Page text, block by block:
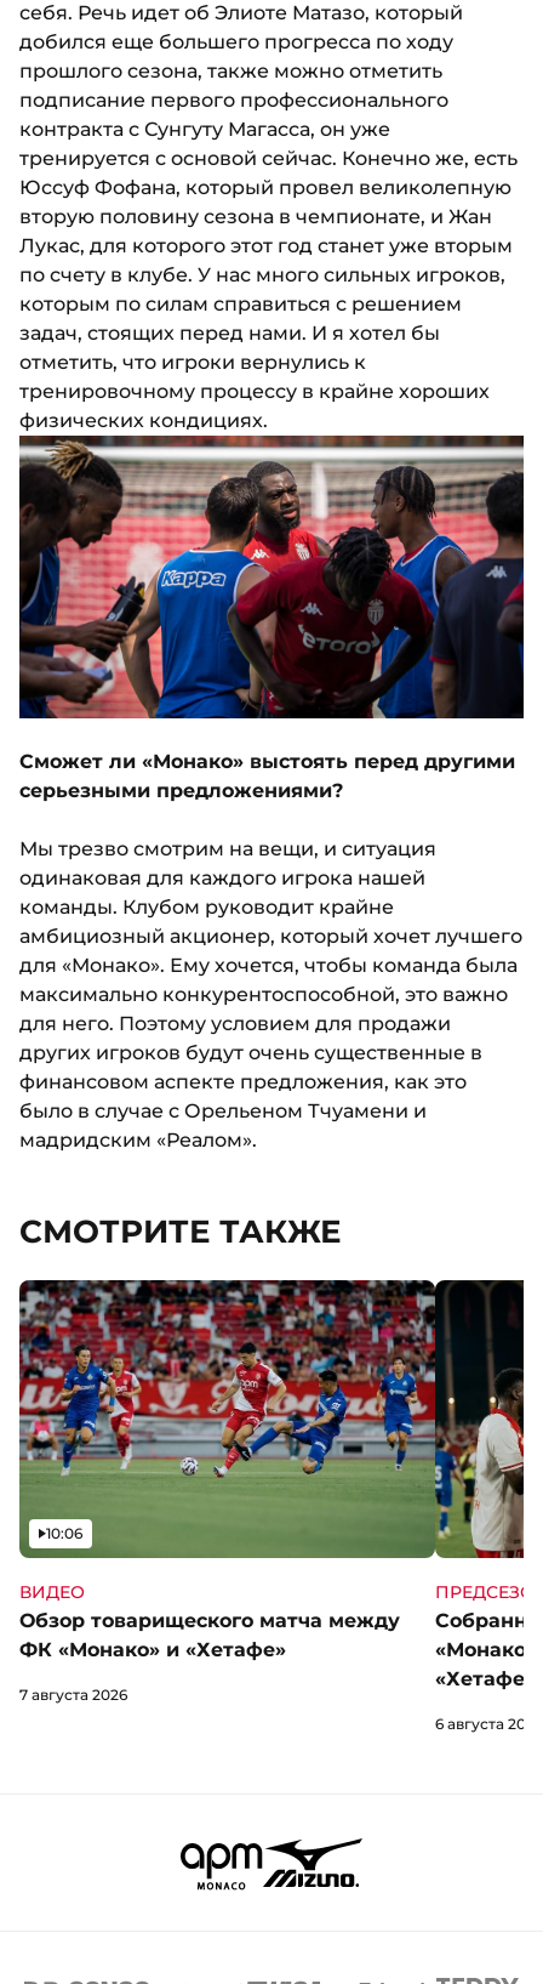
себя. Речь идет об Элиоте Матазо, который
добился еще большего прогресса по ходу
прошлого сезона, также можно отметить
подписание первого профессионального
контракта с Сунгуту Магасса, он уже
тренируется с основой сейчас. Конечно же, есть
Юссуф Фофана, который провел великолепную
вторую половину сезона в чемпионате, и Жан
Лукас, для которого этот год станет уже вторым
по счету в клубе. У нас много сильных игроков,
которым по силам справиться с решением
задач, стоящих перед нами. И я хотел бы
отметить, что игроки вернулись к
тренировочному процессу в крайне хороших
физических кондициях.
Сможет ли «Монако» выстоять перед другими
серьезными предложениями?
Мы трезво смотрим на вещи, и ситуация
одинаковая для каждого игрока нашей
команды. Клубом руководит крайне
амбициозный акционер, который хочет лучшего
для «Монако». Ему хочется, чтобы команда была
максимально конкурентоспособной, это важно
для него. Поэтому условием для продажи
других игроков будут очень существенные в
финансовом аспекте предложения, как это
было в случае с Орельеном Тчуамени и
мадридским «Реалом».
СМОТРИТЕ ТАКЖЕ
ВИДЕО
Обзор товарищеского матча между
ФК «Монако» и «Хетафе»
Видео
10:06
7 августа 2026
«Хетафе»
6 августа 2026